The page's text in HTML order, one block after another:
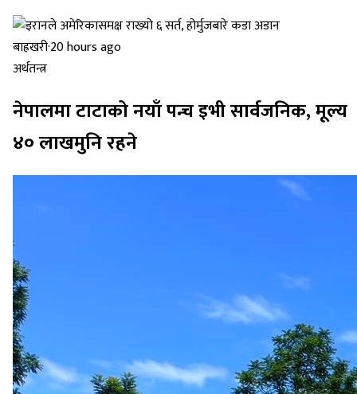
बाह्रखरी·20 hours ago
अर्थतन्त्र
नेपालमा टाटाको नयाँ पन्च इभी सार्वजनिक, मूल्य
४० लाखमुनि रहने